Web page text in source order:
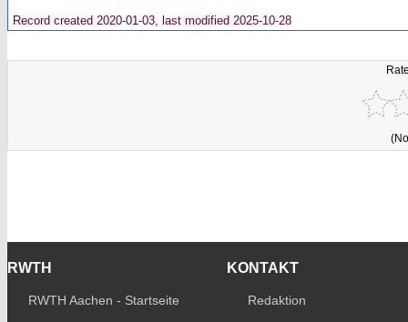
Record created 2020-01-03, last modified 2025-10-28
RWTH
RWTH Aachen - Startseite
KONTAKT
Redaktion